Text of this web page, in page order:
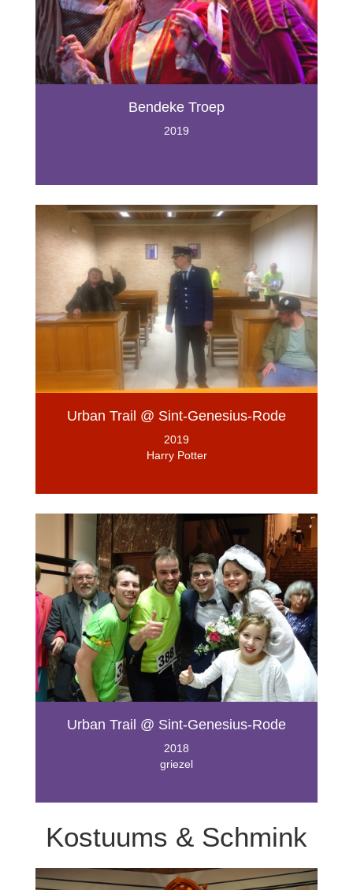
Bendeke Troep
2019
Urban Trail @ Sint-Genesius-Rode
2019
Harry Potter
Urban Trail @ Sint-Genesius-Rode
2018
griezel
Kostuums & Schmink